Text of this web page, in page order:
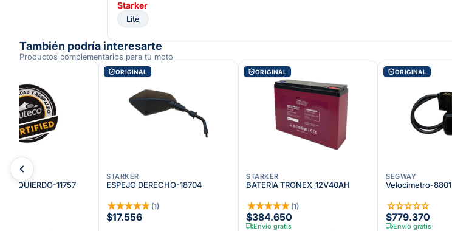
Starker
Lite
También podría interesarte
Productos complementarios para tu moto
IZQUIERDO-11757
ORIGINAL
STARKER
ESPEJO DERECHO-18704
★★★★★ (1)
$17.556
ORIGINAL
STARKER
BATERIA TRONEX_12V40AH
★★★★★ (1)
$384.650
Envío gratis
ORIGINAL
SEGWAY
Velocimetro-8801
☆☆☆☆☆
$779.370
Envío gratis